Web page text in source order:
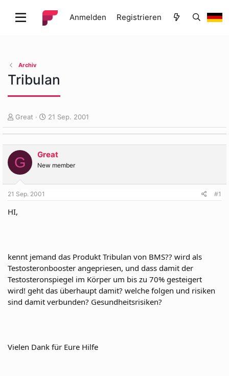
Anmelden Registrieren
Archiv
Tribulan
E
r
s
t
l
l
e
r
Great
E
r
s
t
e
l
t
21 Sep. 2001
G Great
New member
21 Sep. 2001 #1
HI,
kennt jemand das Produkt Tribulan von BMS?? wird als
Testosteronbooster angepriesen, und dass damit der
Testosteronspiegel im Körper um bis zu 70% gesteigert
wird! geht das überhaupt damit? welche folgen und risiken
sind damit verbunden? Gesundheitsrisiken?
Vielen Dank für Eure Hilfe